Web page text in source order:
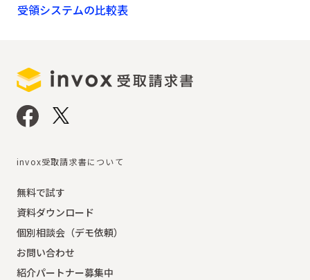
受領システムの比較表
invox受取請求書について
無料で試す
資料ダウンロード
個別相談会（デモ依頼）
お問い合わせ
紹介パートナー募集中